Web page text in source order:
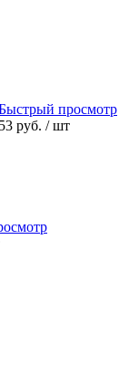
просмотр
руб. / шт